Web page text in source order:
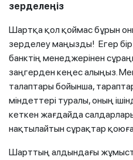
зерделеңіз
Шартқа қол қоймас бұрын
зерделеу маңызды! Егер бір
банктің менеджерінен
заңгерден кеңес алыңыз.
талаптары бойынша,
міндеттері туралы, оның
кеткен жағдайда
нақтылайтын сұрақтар
Шарттың алдындағы